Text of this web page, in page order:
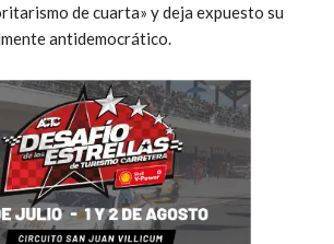
de cuarta» y deja expuesto su
antidemocrático.